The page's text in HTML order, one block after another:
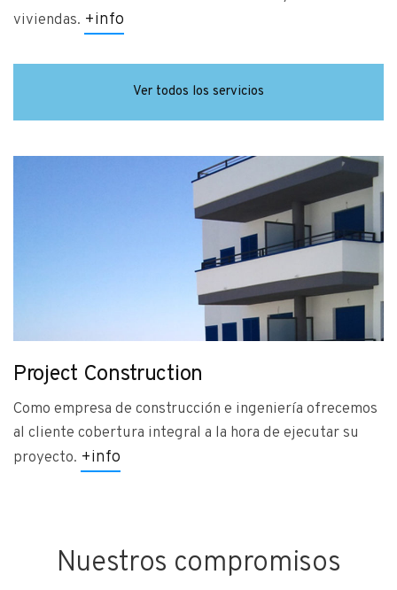
viviendas. +info
Ver todos los servicios
Project Construction
Como empresa de construcción e ingeniería ofrecemos
al cliente cobertura integral a la hora de ejecutar su
proyecto. +info
Nuestros compromisos